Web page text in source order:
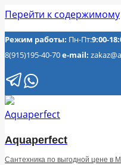
Перейти к содержимому
Режим работы: Пн-Пт:9:00-
8(915)195-40-70e-mail:
Aquaperfect
Сантехника по выгодной цене в